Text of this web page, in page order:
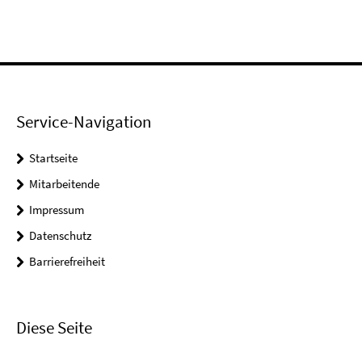
Service-Navigation
Startseite
Mitarbeitende
Impressum
Datenschutz
Barrierefreiheit
Diese Seite